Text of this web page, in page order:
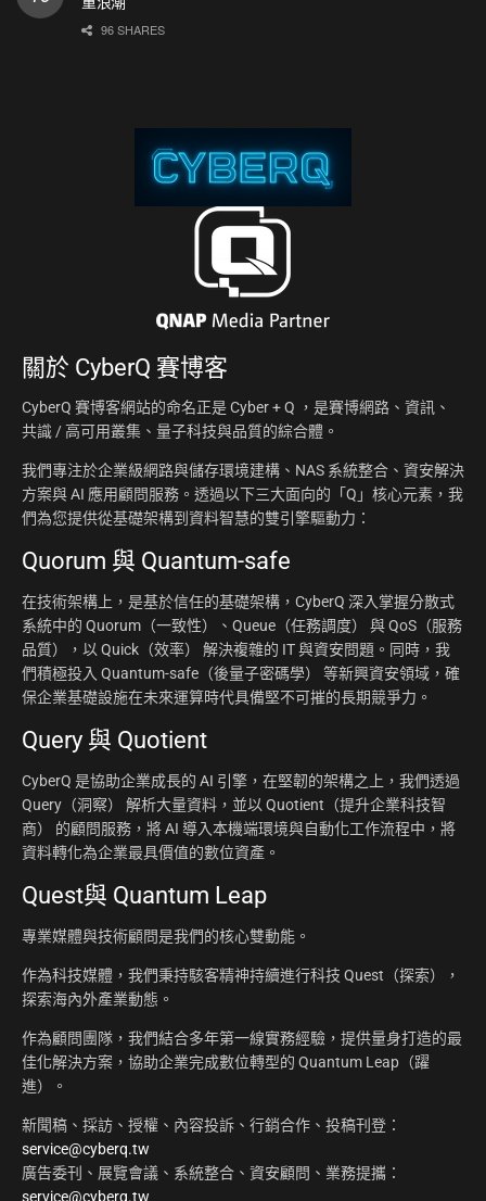
96 SHARES
關於 CyberQ 賽博客
CyberQ 賽博客網站的命名正是 Cyber + Q ，是賽博網路、資訊、
共識 / 高可用叢集、量子科技與品質的綜合體。
我們專注於企業級網路與儲存環境建構、NAS 系統整合、資安解決
方案與 AI 應用顧問服務。透過以下三大面向的「Q」核心元素，我
們為您提供從基礎架構到資料智慧的雙引擎驅動力：
Quorum 與 Quantum-safe
在技術架構上，是基於信任的基礎架構，CyberQ 深入掌握分散式
系統中的 Quorum（一致性）、Queue（任務調度） 與 QoS（服務
品質），以 Quick（效率） 解決複雜的 IT 與資安問題。同時，我
們積極投入 Quantum-safe（後量子密碼學） 等新興資安領域，確
保企業基礎設施在未來運算時代具備堅不可摧的長期競爭力。
Query 與 Quotient
CyberQ 是協助企業成長的 AI 引擎，在堅韌的架構之上，我們透過
Query（洞察） 解析大量資料，並以 Quotient（提升企業科技智
商） 的顧問服務，將 AI 導入本機端環境與自動化工作流程中，將
資料轉化為企業最具價值的數位資產。
Quest與 Quantum Leap
專業媒體與技術顧問是我們的核心雙動能。
作為科技媒體，我們秉持駭客精神持續進行科技 Quest（探索），
探索海內外產業動態。
作為顧問團隊，我們結合多年第一線實務經驗，提供量身打造的最
佳化解決方案，協助企業完成數位轉型的 Quantum Leap（躍
進）。
新聞稿、採訪、授權、內容投訴、行銷合作、投稿刊登：
service@cyberq.tw
廣告委刊、展覽會議、系統整合、資安顧問、業務提攜：
service@cyberq.tw